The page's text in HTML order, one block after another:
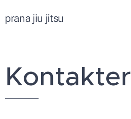
prana jiu jitsu
Kontakter